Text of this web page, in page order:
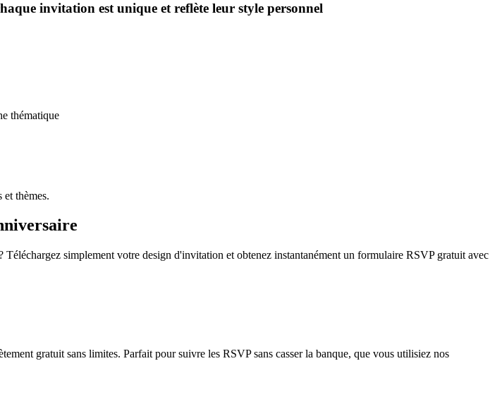
invitation est unique et reflète leur style personnel
thématique
thèmes.
simplement votre design d'invitation et obtenez instantanément un formulaire RSVP gratuit avec
gratuit sans limites. Parfait pour suivre les RSVP sans casser la banque, que vous utilisiez nos